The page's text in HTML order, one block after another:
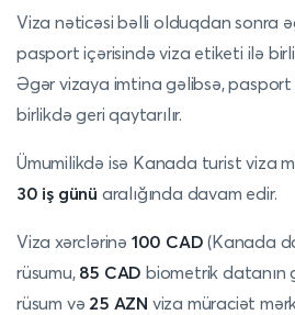
Viza nəticəsi bəlli olduqdan sonra
pasport içərisində viza etiketi ilə
Əgər vizaya imtina gəlibsə, pasport
birlikdə geri qaytarılır.
Ümumilikdə isə Kanada turist viza
30 iş günü aralığında davam edir.
Viza xərclərinə 100 CAD (Kanada
rüsumu, 85 CAD biometrik datanın
rüsum və 25 AZN viza müraciət